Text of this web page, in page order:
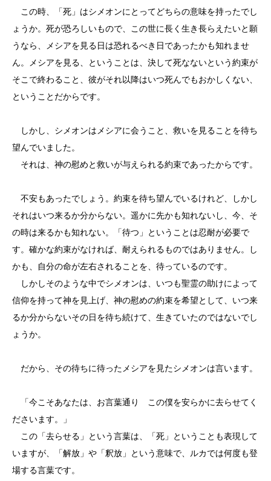
この時、「死」はシメオンにとってどちらの意味を持ったでし
ょうか。死が恐ろしいもので、この世に長く生き長らえたいと願
うなら、メシアを見る日は恐れるべき日であったかも知れませ
ん。メシアを見る、ということは、決して死なないという約束が
そこで終わること、彼がそれ以降はいつ死んでもおかしくない、
ということだからです。
しかし、シメオンはメシアに会うこと、救いを見ることを待ち
望んでいました。
それは、神の慰めと救いが与えられる約束であったからです。
不安もあったでしょう。約束を待ち望んでいるけれど、しかし
それはいつ来るか分からない。遥かに先かも知れないし、今、そ
の時は来るかも知れない。「待つ」ということは忍耐が必要で
す。確かな約束がなければ、耐えられるものではありません。し
かも、自分の命が左右されることを、待っているのです。
しかしそのような中でシメオンは、いつも聖霊の助けによって
信仰を持って神を見上げ、神の慰めの約束を希望として、いつ来
るか分からないその日を待ち続けて、生きていたのではないでし
ょうか。
だから、その待ちに待ったメシアを見たシメオンは言います。
「今こそあなたは、お言葉通り この僕を安らかに去らせてく
ださいます。」
この「去らせる」という言葉は、「死」ということも表現して
いますが、「解放」や「釈放」という意味で、ルカでは何度も登
場する言葉です。